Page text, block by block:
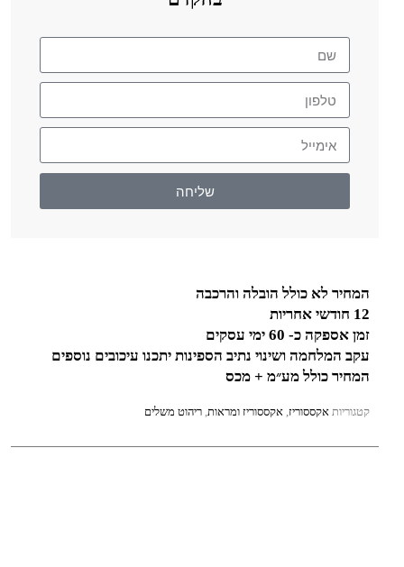
שליחה
המחיר לא כולל הובלה והרכבה
12 חודשי אחריות
זמן אספקה כ- 60 ימי עסקים
עקב המלחמה ושינוי נתיב הספינות יתכנו עיכובים נוספים
המחיר כולל מע״מ + מכס
קטגוריות אקססוריז,אקססוריז ומראות,ריהוט משלים